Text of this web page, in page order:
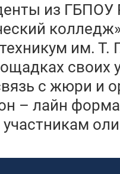
из
им. Т.
своих
с жюри и
– лайн